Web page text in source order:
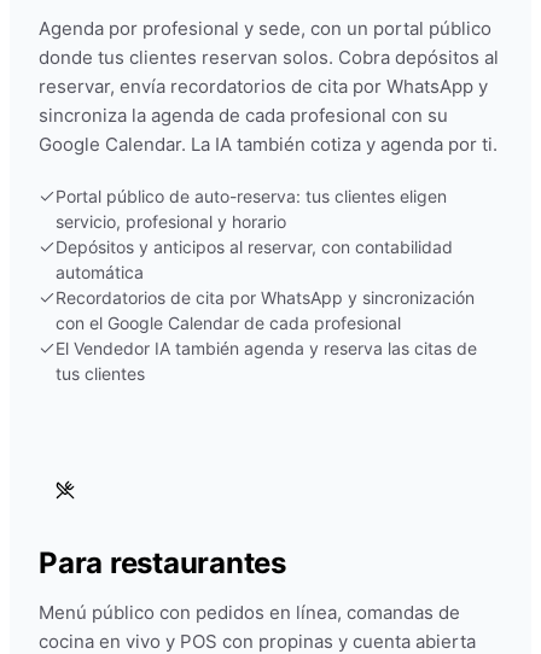
Agenda por profesional y sede, con un portal público
donde tus clientes reservan solos. Cobra depósitos al
reservar, envía recordatorios de cita por WhatsApp y
sincroniza la agenda de cada profesional con su
Google Calendar. La IA también cotiza y agenda por ti.
Portal público de auto-reserva: tus clientes eligen
servicio, profesional y horario
Depósitos y anticipos al reservar, con contabilidad
automática
Recordatorios de cita por WhatsApp y sincronización
con el Google Calendar de cada profesional
El Vendedor IA también agenda y reserva las citas de
tus clientes
Para restaurantes
Menú público con pedidos en línea, comandas de
cocina en vivo y POS con propinas y cuenta abierta